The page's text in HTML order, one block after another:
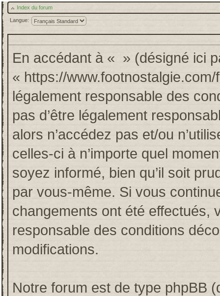
Index du forum
Langue:
En accédant à « » (désigné ici
« https://
légalement responsable des
pas d’être légalement
alors n’accédez pas et/ou
celles-ci à n’importe quel
soyez informé, bien qu’il soit
par vous-même. Si vous
changements ont été effectués,
responsable des conditions
modifications.
Notre forum est de type phpBB